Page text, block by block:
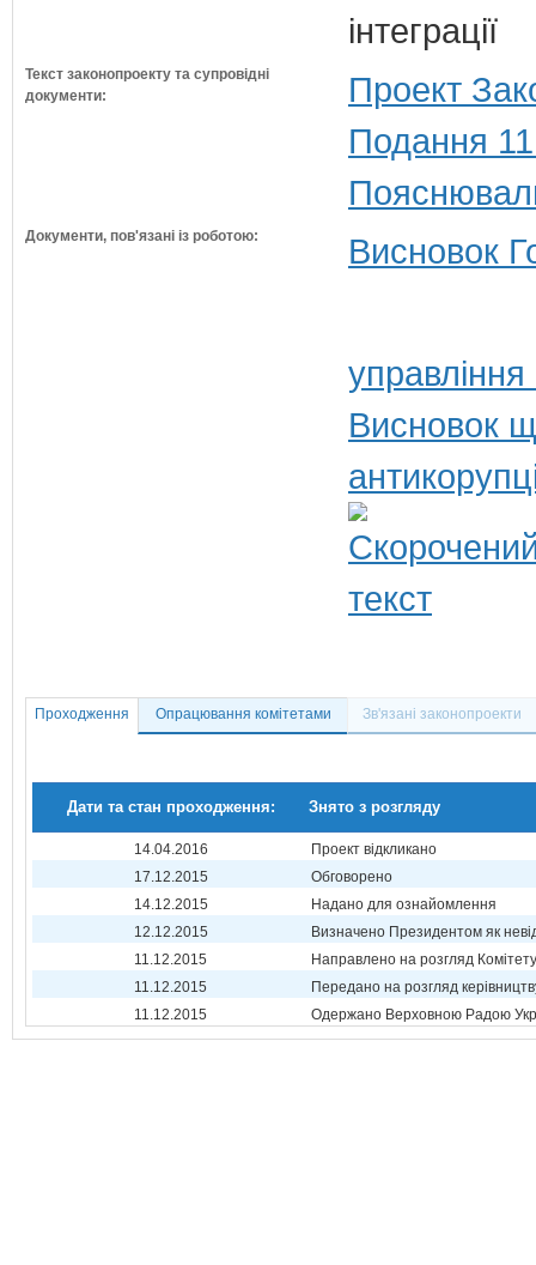
інтеграції
Текст законопроекту та супровідні
документи:
Проект
Подання
Документи, пов'язані із роботою: Висновок
Висновок
Проходження Опрацювання комітетами Зв'язані законопроекти
Дати та стан проходження: Знято з розгляду
14.04.2016
Проект відкликано
17.12.2015
Обговорено
14.12.2015
Надано для ознайомлення
12.12.2015
Визначено Президентом як
11.12.2015
Направлено на розгляд Комітету
11.12.2015
Передано на розгляд
11.12.2015
Одержано Верховною Радою